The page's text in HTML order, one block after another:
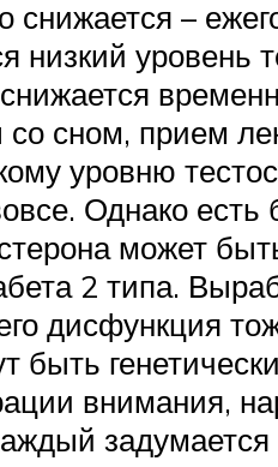
снижается –
низкий уровень
со сном, прием
уровню
Однако есть
может
2 типа.
дисфункция
внимания,